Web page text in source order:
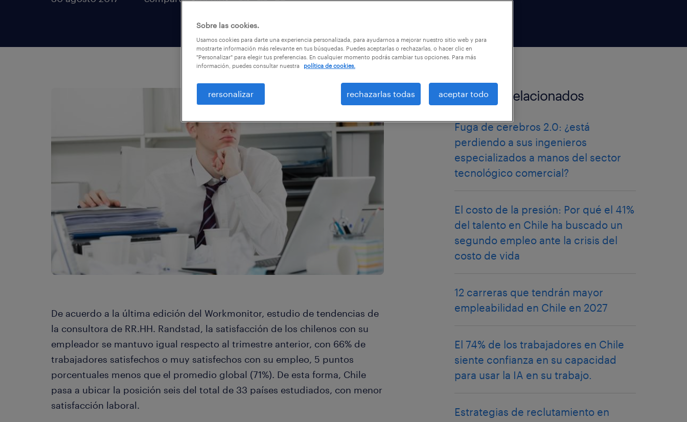
De acuerdo a la última edición del Workmonitor, estudio de tendencias de
la consultora de RR.HH. Randstad, la satisfacción de los chilenos con su
empleador se mantuvo igual respecto al trimestre anterior, con 66% de
trabajadores satisfechos o muy satisfechos con su empleo, 5 puntos
porcentuales menos que el promedio global (71%). De esta forma, Chile
pasa a ubicar la posición seis del total de 33 países estudiados, con menor
satisfacción laboral.
artículos relacionados
Fuga de cerebros 2.0: ¿está
perdiendo a sus ingenieros
especializados a manos del sector
tecnológico comercial?
El costo de la presión: Por qué el 41%
del talento en Chile ha buscado un
segundo empleo ante la crisis del
costo de vida
12 carreras que tendrán mayor
empleabilidad en Chile en 2027
El 74% de los trabajadores en Chile
siente confianza en su capacidad
para usar la IA en su trabajo.
Estrategias de reclutamiento en
Sobre las cookies.
Usamos cookies para darte una experiencia personalizada, para ayudarnos a mejorar nuestro sitio web y para
mostrarte información más relevante en tus búsquedas. Puedes aceptarlas o rechazarlas, o hacer clic en
"Personalizar" para elegir tus preferencias. En cualquier momento podrás cambiar tus opciones. Para más
información, puedes consultar nuestra
política de cookies.
rersonalizar rechazarlas todas aceptar todo